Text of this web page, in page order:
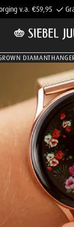
v.a. €59,95
DIAMANT